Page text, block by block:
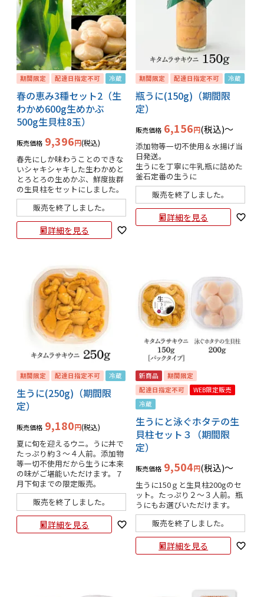
期間限定 配達日指定不可 冷蔵
春の恵み3種セット2（生
わかめ600g生めかぶ
500g生貝柱8玉）
販売価格 9,396 税込
春先にしか味わうことのできな
いシャキシャキした生わかめと
とろとろの生めかぶ、鮮度抜群
の生貝柱をセットにしました。
販売を終了しました。
詳細を見る
期間限定 配達日指定不可 冷蔵
瓶うに(150g)（期間限
定）
販売価格 6,156 税込 〜
添加物等一切不使用＆水揚げ当
日発送。
生うにを丁寧に牛乳瓶に詰めた
釜石定番の生うに
販売を終了しました。
詳細を見る
期間限定 配達日指定不可 冷蔵
生うに(250g)（期間限
定）
販売価格 9,180 税込
夏に旬を迎えるウニ。うに丼で
たっぷり約３〜４人前。添加物
等一切不使用だから生うに本来
の味がご堪能いただけます。７
月下旬までの限定販売。
販売を終了しました。
詳細を見る
新商品
期間限定
配達日指定不可
WEB限定販売
冷蔵
生うにと泳ぐホタテの生
貝柱セット３（期間限
定）
販売価格 9,504 税込 〜
生うに150ｇと生貝柱200gのセ
ット。たっぷり２〜３人前。瓶
うにもお選びいただけます。
販売を終了しました。
詳細を見る